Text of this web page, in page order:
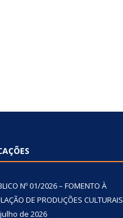
Nº 01/2026 – FOMENTO À
DE PRODUÇÕES CULTURAIS
de 2026